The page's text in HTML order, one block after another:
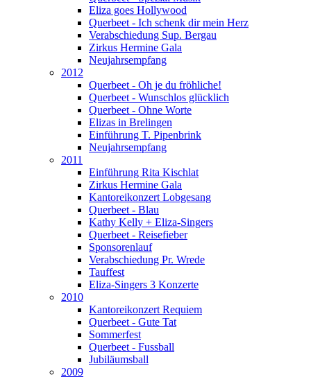
Eliza goes Hollywood
Querbeet - Ich schenk dir mein Herz
Verabschiedung Sup. Bergau
Zirkus Hermine Gala
Neujahrsempfang
2012
Querbeet - Oh je du fröhliche!
Querbeet - Wunschlos glücklich
Querbeet - Ohne Worte
Elizas in Brelingen
Einführung T. Pipenbrink
Neujahrsempfang
2011
Einführung Rita Kischlat
Zirkus Hermine Gala
Kantoreikonzert Lobgesang
Querbeet - Blau
Kathy Kelly + Eliza-Singers
Querbeet - Reisefieber
Sponsorenlauf
Verabschiedung Pr. Wrede
Tauffest
Eliza-Singers 3 Konzerte
2010
Kantoreikonzert Requiem
Querbeet - Gute Tat
Sommerfest
Querbeet - Fussball
Jubiläumsball
2009